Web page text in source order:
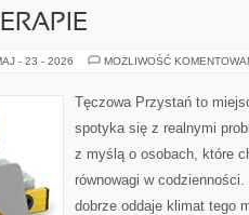
- 23 - 2026 MOŻLIWOŚĆ
Tęczowa Przystań to
spotyka się z realnymi
z myślą o osobach, które
równowagi w
dobrze oddaje klimat tego